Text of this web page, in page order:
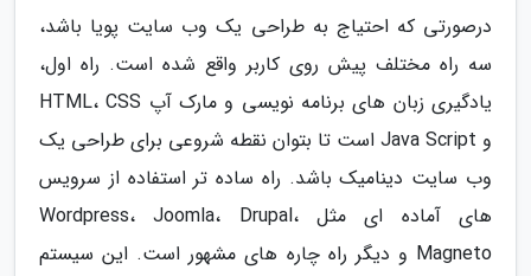
درصورتی که احتیاج به طراحی یک وب سایت پویا باشد،
سه راه مختلف پیش روی کاربر واقع شده است. راه اول،
یادگیری زبان های برنامه نویسی و مارک آپ HTML، CSS
و Java Script است تا بتوان نقطه شروعی برای طراحی یک
وب سایت دینامیک باشد. راه ساده تر استفاده از سرویس
های آماده ای مثل Wordpress، Joomla، Drupal،
Magneto و دیگر راه چاره های مشهور است. این سیستم